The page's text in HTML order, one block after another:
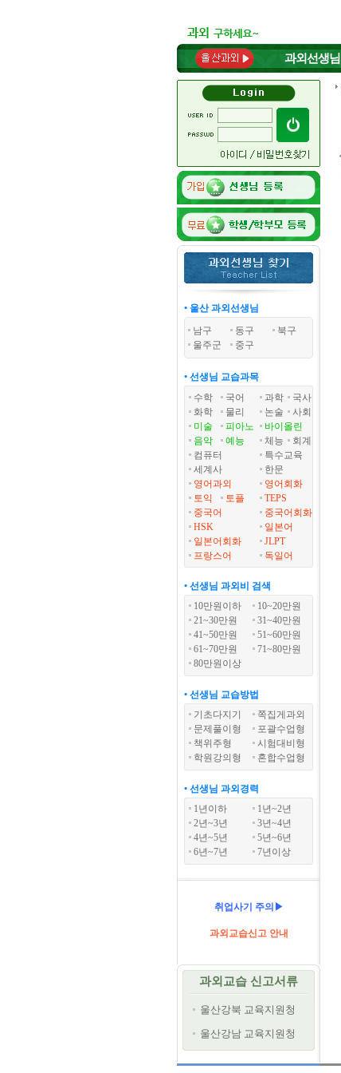
과외선생님
• 울산 과외선생님
남구
동구
북구
울주군
중구
• 선생님 교습과목
수학
국어 과학
국사
화학
물리 논술
사회
미술
피아노
바이올린
음악
예능 체능
회계
컴퓨터
특수교육
세계사
한문
영어과외
영어회화
토익
토플
TEPS
중국어
중국어회화
HSK
일본어
일본어회화
JLPT
프랑스어
독일어
• 선생님 과외비 검색
10만원이하
10~20만원
21~30만원
31~40만원
41~50만원
51~60만원
61~70만원
71~80만원
80만원이상
• 선생님 교습방법
기초다지기
쪽집게과외
문제풀이형
포괄수업형
책위주형
시험대비형
학원강의형
혼합수업형
• 선생님 과외경력
1년이하
1년~2년
2년~3년
3년~4년
4년~5년
5년~6년
6년~7년
7년이상
취업사기 주의▶
과외교습신고 안내
과외교습 신고서류
울산강북 교육지원청
울산강남 교육지원청